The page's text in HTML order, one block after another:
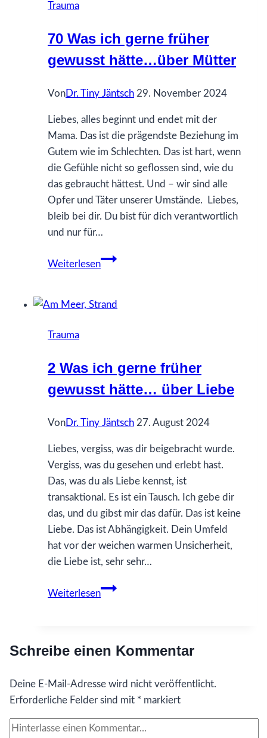
über
Sanftheit
Trauma
70 Was ich gerne früher
gewusst hätte…über Mütter
VonDr. Tiny Jäntsch 29. November 2024
Liebes, alles beginnt und endet mit der
Mama. Das ist die prägendste Beziehung im
Gutem wie im Schlechten. Das ist hart, wenn
die Gefühle nicht so geflossen sind, wie du
das gebraucht hättest. Und – wir sind alle
Opfer und Täter unserer Umstände. Liebes,
bleib bei dir. Du bist für dich verantwortlich
und nur für…
Weiterlesen
70
gerne
über
Mütter
Trauma
2 Was ich gerne früher
gewusst hätte… über Liebe
VonDr. Tiny Jäntsch 27. August 2024
Liebes, vergiss, was dir beigebracht wurde.
Vergiss, was du gesehen und erlebt hast.
Das, was du als Liebe kennst, ist
transaktional. Es ist ein Tausch. Ich gebe dir
das, und du gibst mir das dafür. Das ist keine
Liebe. Das ist Abhängigkeit. Dein Umfeld
hat vor der weichen warmen Unsicherheit,
die Liebe ist, sehr sehr…
Weiterlesen
2
früher
hätte…
über
Liebe
Schreibe einen Kommentar
Deine E-Mail-Adresse wird nicht veröffentlicht.
Erforderliche Felder sind mit * markiert